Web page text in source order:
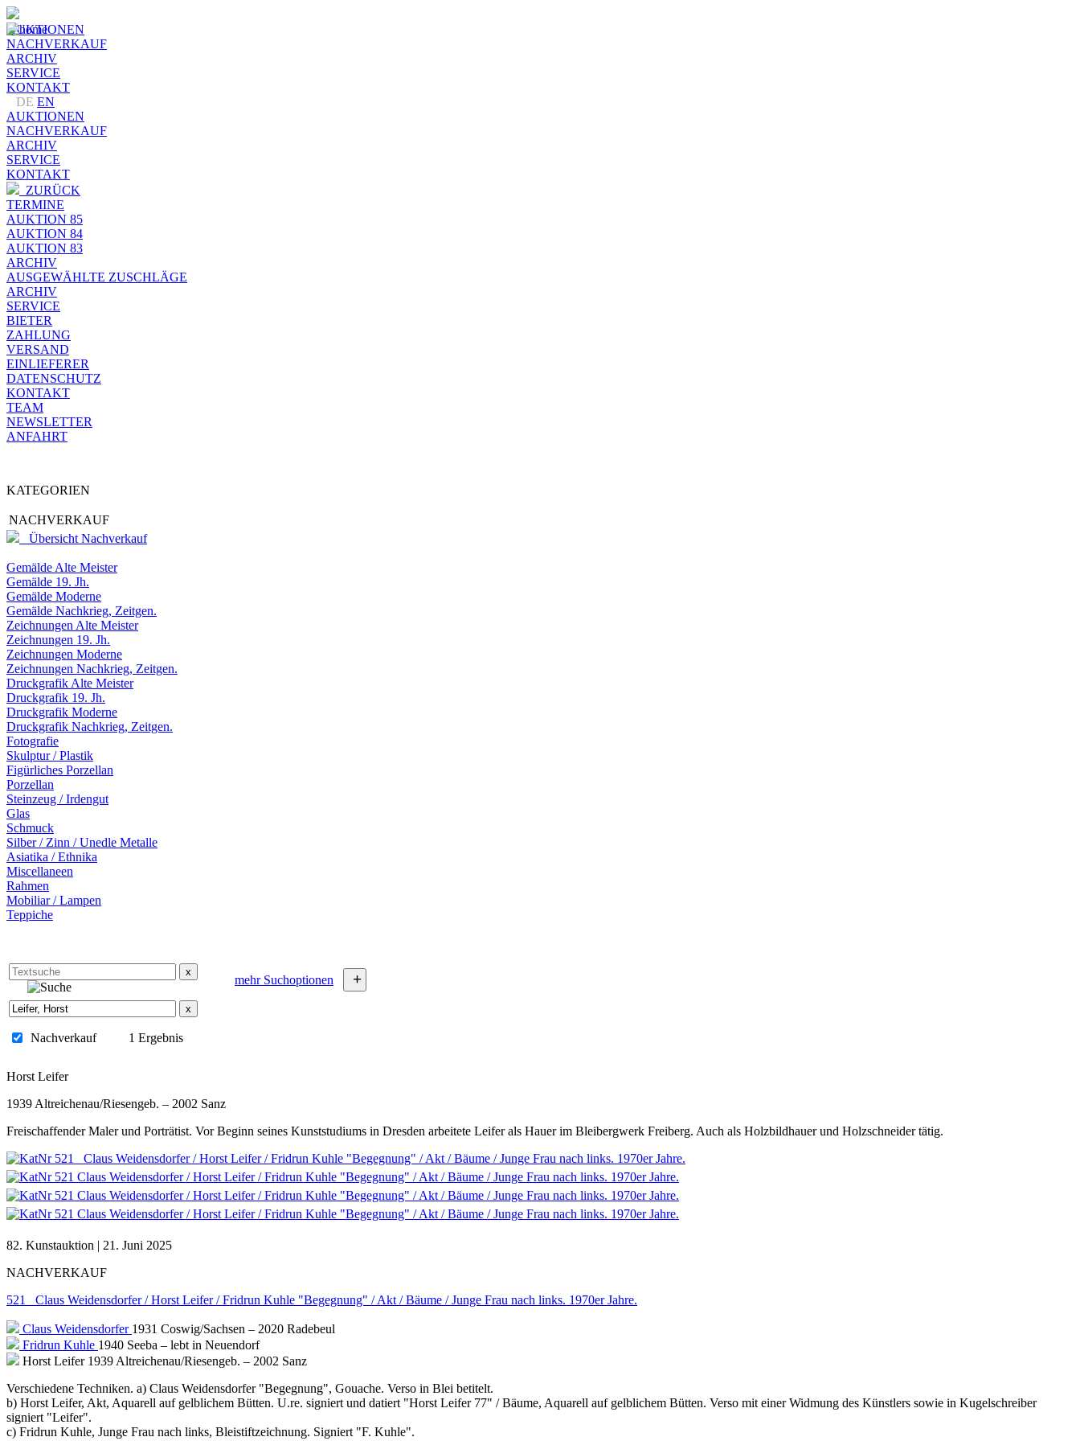
AUKTIONEN
NACHVERKAUF
ARCHIV
SERVICE
KONTAKT
DE EN
AUKTIONEN
NACHVERKAUF
ARCHIV
SERVICE
KONTAKT
ZURÜCK
TERMINE
AUKTION 85
AUKTION 84
AUKTION 83
ARCHIV
AUSGEWÄHLTE ZUSCHLÄGE
ARCHIV
SERVICE
BIETER
ZAHLUNG
VERSAND
EINLIEFERER
DATENSCHUTZ
KONTAKT
TEAM
NEWSLETTER
ANFAHRT
KATEGORIEN
NACHVERKAUF
Übersicht Nachverkauf
Gemälde Alte Meister
Gemälde 19. Jh.
Gemälde Moderne
Gemälde Nachkrieg, Zeitgen.
Zeichnungen Alte Meister
Zeichnungen 19. Jh.
Zeichnungen Moderne
Zeichnungen Nachkrieg, Zeitgen.
Druckgrafik Alte Meister
Druckgrafik 19. Jh.
Druckgrafik Moderne
Druckgrafik Nachkrieg, Zeitgen.
Fotografie
Skulptur / Plastik
Figürliches Porzellan
Porzellan
Steinzeug / Irdengut
Glas
Schmuck
Silber / Zinn / Unedle Metalle
Asiatika / Ethnika
Miscellaneen
Rahmen
Mobiliar / Lampen
Teppiche
x
mehr Suchoptionen +
x
Nachverkauf 1 Ergebnis
Horst Leifer
1939 Altreichenau/Riesengeb. – 2002 Sanz
Freischaffender Maler und Porträtist. Vor Beginn seines Kunststudiums in Dresden arbeitete Leifer als Hauer im Bleibergwerk Freiberg. Auch als Holzbildhauer und Holzschneider tätig.
82. Kunstauktion | 21. Juni 2025
NACHVERKAUF
521 Claus Weidensdorfer / Horst Leifer / Fridrun Kuhle "Begegnung" / Akt / Bäume / Junge Frau nach links. 1970er Jahre.
Claus Weidensdorfer 1931 Coswig/Sachsen – 2020 Radebeul
Fridrun Kuhle 1940 Seeba – lebt in Neuendorf
Horst Leifer 1939 Altreichenau/Riesengeb. – 2002 Sanz
Verschiedene Techniken. a) Claus Weidensdorfer "Begegnung", Gouache. Verso in Blei betitelt.
b) Horst Leifer, Akt, Aquarell auf gelblichem Bütten. U.re. signiert und datiert "Horst Leifer 77" / Bäume, Aquarell auf gelblichem Bütten. Verso mit einer Widmung des Künstlers sowie in Kugelschreiber
signiert "Leifer".
c) Fridrun Kuhle, Junge Frau nach links, Bleistiftzeichnung. Signiert "F. Kuhle".